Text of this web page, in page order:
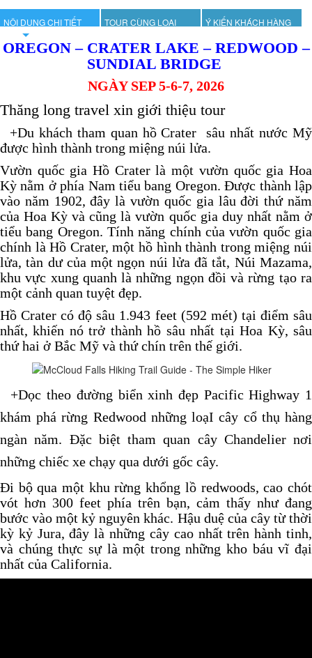
NỘI DUNG CHI TIẾT TOUR CÙNG LOẠI Ý KIẾN KHÁCH HÀNG
OREGON – CRATER LAKE – REDWOOD –
SUNDIAL BRIDGE
NGÀY SEP 5-6-7, 2026
Thăng long travel xin giới thiệu tour
+Du khách tham quan hồ Crater sâu nhất nước Mỹ
được hình thành trong miệng núi lửa.
Vườn quốc gia Hồ Crater là một vườn quốc gia Hoa
Kỳ nằm ở phía Nam tiểu bang Oregon. Được thành lập
vào năm 1902, đây là vườn quốc gia lâu đời thứ năm
của Hoa Kỳ và cũng là vườn quốc gia duy nhất nằm ở
tiểu bang Oregon. Tính năng chính của vườn quốc gia
chính là Hồ Crater, một hồ hình thành trong miệng núi
lửa, tàn dư của một ngọn núi lửa đã tắt, Núi Mazama,
khu vực xung quanh là những ngọn đồi và rừng tạo ra
một cảnh quan tuyệt đẹp.
Hồ Crater có độ sâu 1.943 feet (592 mét) tại điểm sâu
nhất, khiến nó trở thành hồ sâu nhất tại Hoa Kỳ, sâu
thứ hai ở Bắc Mỹ và thứ chín trên thế giới.
+Dọc theo đường biển xinh đẹp Pacific Highway 1
khám phá rừng Redwood những loạI cây cổ thụ hàng
ngàn năm. Đặc biệt tham quan cây Chandelier nơi
những chiếc xe chạy qua dưới gốc cây.
Đi bộ qua một khu rừng khổng lồ redwoods, cao chót
vót hơn 300 feet phía trên bạn, cảm thấy như đang
bước vào một kỷ nguyên khác. Hậu duệ của cây từ thời
kỳ kỷ Jura, đây là những cây cao nhất trên hành tinh,
và chúng thực sự là một trong những kho báu vĩ đại
nhất của California.